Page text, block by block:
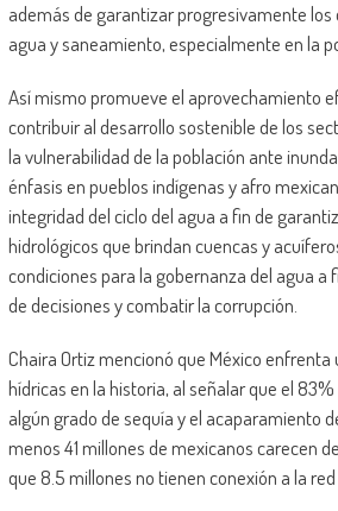
además de garantizar progresivamente los
agua y saneamiento, especialmente en la
Así mismo promueve el aprovechamiento
contribuir al desarrollo sostenible de los
la vulnerabilidad de la población ante
énfasis en pueblos indígenas y afro
integridad del ciclo del agua a fin de
hidrológicos que brindan cuencas y
condiciones para la gobernanza del agua a
de decisiones y combatir la corrupción.
Chaira Ortiz mencionó que México enfrenta
hídricas en la historia, al señalar que el
algún grado de sequía y el acaparamiento
menos 41 millones de mexicanos carecen
que 8.5 millones no tienen conexión a la